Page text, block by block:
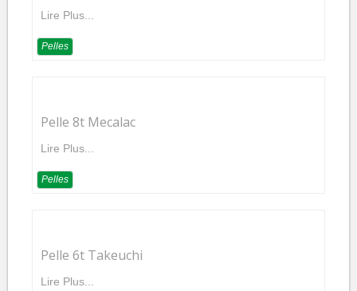
Lire Plus...
Pelles
Pelle 8t Mecalac
Lire Plus...
Pelles
Pelle 6t Takeuchi
Lire Plus...